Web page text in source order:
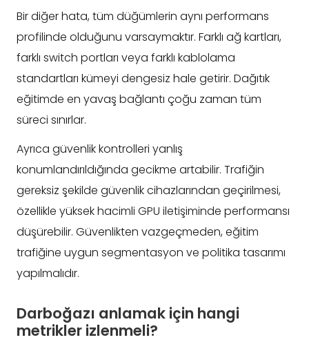
Bir diğer hata, tüm düğümlerin aynı performans
profilinde olduğunu varsaymaktır. Farklı ağ kartları,
farklı switch portları veya farklı kablolama
standartları kümeyi dengesiz hale getirir. Dağıtık
eğitimde en yavaş bağlantı çoğu zaman tüm
süreci sınırlar.
Ayrıca güvenlik kontrolleri yanlış
konumlandırıldığında gecikme artabilir. Trafiğin
gereksiz şekilde güvenlik cihazlarından geçirilmesi,
özellikle yüksek hacimli GPU iletişiminde performansı
düşürebilir. Güvenlikten vazgeçmeden, eğitim
trafiğine uygun segmentasyon ve politika tasarımı
yapılmalıdır.
Darboğazı anlamak için hangi
metrikler izlenmeli?